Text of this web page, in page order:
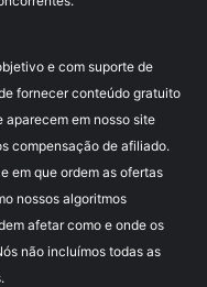
e com suporte de
fornecer conteúdo gratuito
aparecem em nosso site
compensação de afiliado.
em que ordem as ofertas
nossos algoritmos
afetar como e onde os
não incluímos todas as